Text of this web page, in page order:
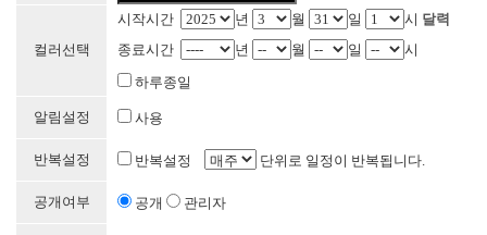
컬러선택
시작시간 년 월 일 시 달력
종료시간
년 월 일
시
하루종일
알림설정 사용
반복설정 반복설정 단위로 일정이 반복됩니다.
공개여부 공개 관리자